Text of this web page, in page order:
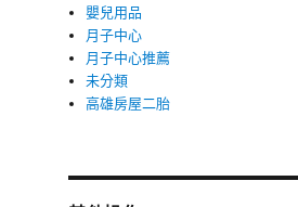
嬰兒用品
月子中心
月子中心推薦
未分類
高雄房屋二胎